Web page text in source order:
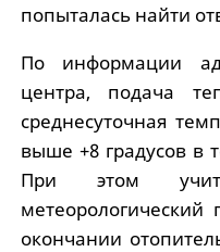
попыталась найти
По информации
центра, подача
среднесуточная
выше +8 градусов в
При этом
метеорологический
окончании